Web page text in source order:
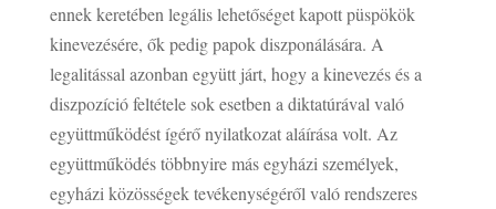
ennek keretében legális lehetőséget kapott püspökök
kinevezésére, ők pedig papok diszponálására. A
legalitással azonban együtt járt, hogy a kinevezés és a
diszpozíció feltétele sok esetben a diktatúrával való
együttműködést ígérő nyilatkozat aláírása volt. Az
együttműködés többnyire más egyházi személyek,
egyházi közösségek tevékenységéről való rendszeres